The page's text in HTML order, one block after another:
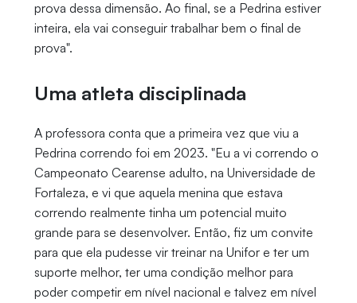
prova dessa dimensão. Ao final, se a Pedrina estiver
inteira, ela vai conseguir trabalhar bem o final de
prova".
Uma atleta disciplinada
A professora conta que a primeira vez que viu a
Pedrina correndo foi em 2023. "Eu a vi correndo o
Campeonato Cearense adulto, na Universidade de
Fortaleza, e vi que aquela menina que estava
correndo realmente tinha um potencial muito
grande para se desenvolver. Então, fiz um convite
para que ela pudesse vir treinar na Unifor e ter um
suporte melhor, ter uma condição melhor para
poder competir em nível nacional e talvez em nível